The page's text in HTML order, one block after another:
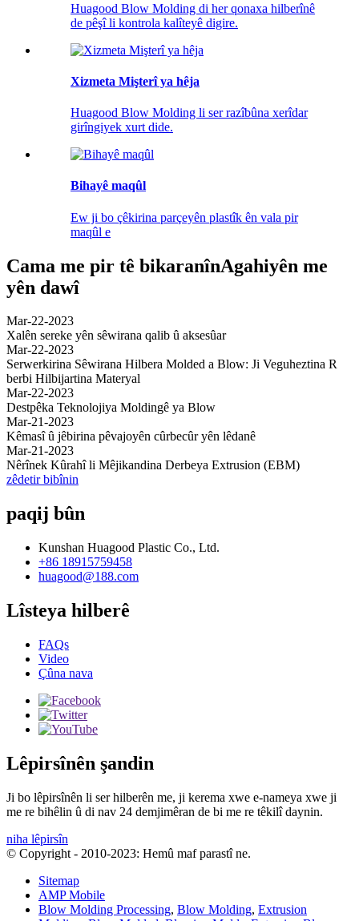
Huagood Blow Molding di her qonaxa hilberînê
de pêşî li kontrola kalîteyê digire.
Xizmeta Mişterî ya hêja
Huagood Blow Molding li ser razîbûna xerîdar
girîngiyek xurt dide.
Bihayê maqûl
Ew ji bo çêkirina parçeyên plastîk ên vala pir
maqûl e
Cama me pir tê bikaranînAgahiyên me
yên dawî
Mar-22-2023
Xalên sereke yên sêwirana qalib û aksesûar
Mar-22-2023
Serwerkirina Sêwirana Hilbera Molded a Blow: Ji Veguheztina R
berbi Hilbijartina Materyal
Mar-22-2023
Destpêka Teknolojiya Moldingê ya Blow
Mar-21-2023
Kêmasî û jêbirina pêvajoyên cûrbecûr yên lêdanê
Mar-21-2023
Nêrînek Kûrahî li Mêjikandina Derbeya Extrusion (EBM)
zêdetir bibînin
paqij bûn
Kunshan Huagood Plastic Co., Ltd.
+86 18915759458
huagood@188.com
Lîsteya hilberê
FAQs
Video
Çûna nava
Lêpirsînên şandin
Ji bo lêpirsînên li ser hilberên me, ji kerema xwe e-nameya xwe ji
me re bihêlin û di nav 24 demjimêran de bi me re têkilî daynin.
niha lêpirsîn
© Copyright - 2010-2023: Hemû maf parastî ne.
Sitemap
AMP Mobile
Blow Molding Processing, Blow Molding, Extrusion